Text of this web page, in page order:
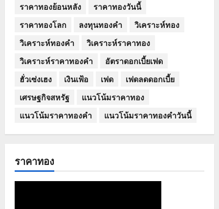
ราคาทองย้อนหลัง
ราคาทองวันนี้
ราคาทองโลก
ลงทุนทองคำ
วิเคราะห์ทอง
วิเคราะห์ทองคำ
วิเคราะห์ราคาทอง
วิเคราะห์ราคาทองคำ
อัตราดอกเบี้ยเฟด
ฮั่วเซ่งเฮง
เงินเฟ้อ เฟด
เฟดลดดอกเบี้ย
เศรษฐกิจสหรัฐ
แนวโน้มราคาทอง
แนวโน้มราคาทองคำ
แนวโน้มราคาทองคำวันนี้
ราคาทอง